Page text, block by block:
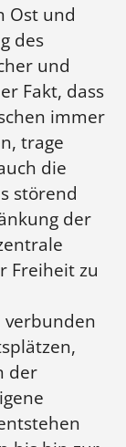
Ost und
des
und
Fakt, dass
immer
trage
die
störend
der
Freiheit zu
der